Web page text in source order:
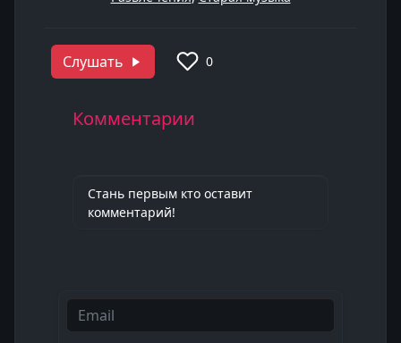
Слушать 0
Комментарии
Стань первым кто оставит
комментарий!